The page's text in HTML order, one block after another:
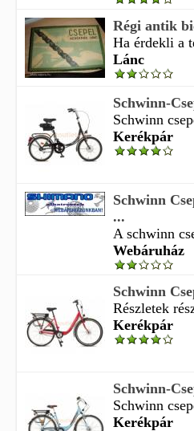
Régi antik
Ha érdekli a
Lánc
Schwinn-
Schwinn
Kerékpár
Schwinn
...
A schwinn
Webáruház
Schwinn
Részletek
Kerékpár
Schwinn-
Schwinn
Kerékpár